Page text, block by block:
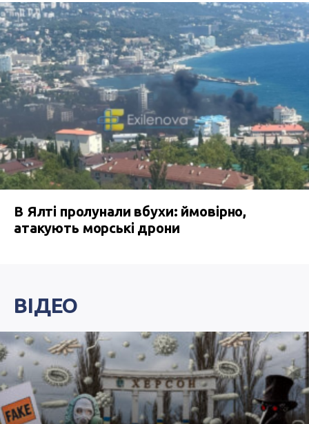
В Ялті пролунали вбухи: ймовірно,
атакують морські дрони
ВІДЕО